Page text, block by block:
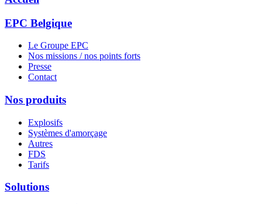
EPC Belgique
Le Groupe EPC
Nos missions / nos points forts
Presse
Contact
Nos produits
Explosifs
Systèmes d'amorçage
Autres
FDS
Tarifs
Solutions